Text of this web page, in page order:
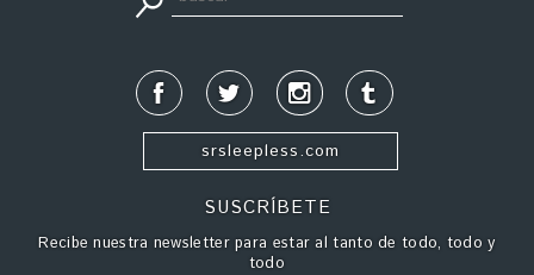
srsleepless.com
SUSCRÍBETE
Recibe nuestra newsletter para estar al tanto de todo, todo y
todo